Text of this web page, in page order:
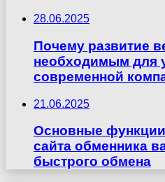
28.06.2025
Почему развитие
необходимым для
современной
21.06.2025
Основные
сайта обменника
быстрого обмена